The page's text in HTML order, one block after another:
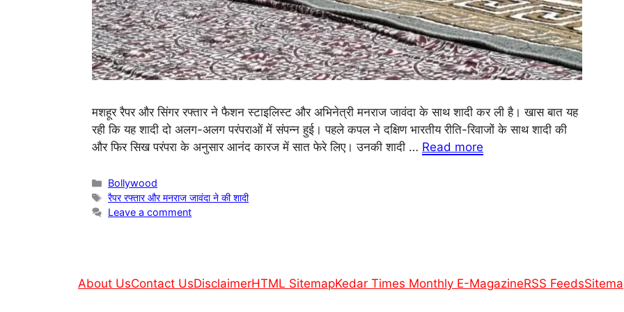
मशहूर रैपर और सिंगर रफ्तार ने फैशन स्टाइलिस्ट और अभिनेत्री मनराज जावंदा के साथ शादी कर ली है। खास बात यह
रही कि यह शादी दो अलग-अलग परंपराओं में संपन्न हुई। पहले कपल ने दक्षिण भारतीय रीति-रिवाजों के साथ शादी की
और फिर सिख परंपरा के अनुसार आनंद कारज में सात फेरे लिए। उनकी शादी … Read more
Categories
Bollywood
Tags
रैपर रफ्तार और मनराज जावंदा ने की शादी
Leave a comment
About UsContact UsDisclaimerHTML SitemapKedar Times Monthly E-MagazineRSS Feeds